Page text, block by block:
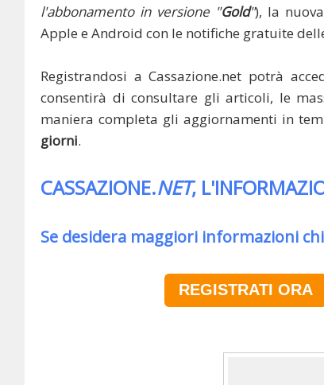
l'abbonamento in versione "Gold"), la nuova
Apple e Android con le notifiche gratuite
Registrandosi a Cassazione.net potrà
consentirà di consultare gli articoli, le
maniera completa gli aggiornamenti in
giorni.
CASSAZIONE.NET,
Se desidera maggiori informazioni
REGISTRATI ORA